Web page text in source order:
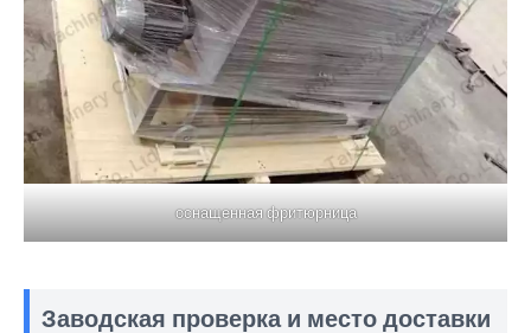
оснащенная фритюрница
Заводская проверка и место доставки